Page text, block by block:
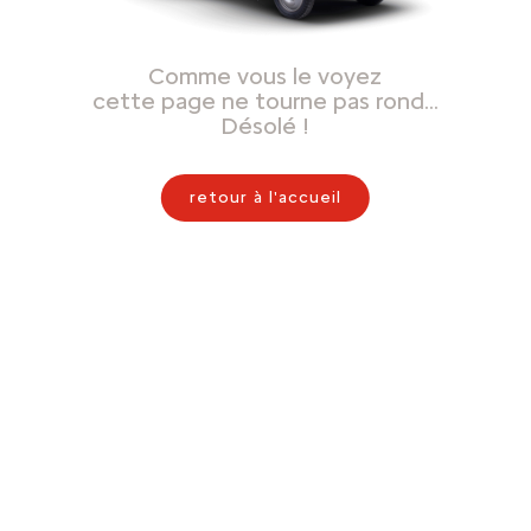
Comme vous le voyez
cette page ne tourne pas rond…
Désolé !
retour à l'accueil